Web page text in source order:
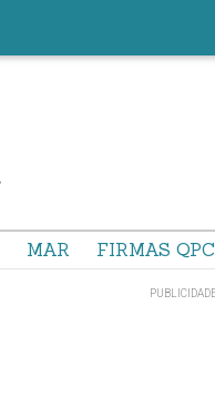
MAR FIRMAS QPC